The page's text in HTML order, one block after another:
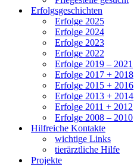
Erfolgsgeschichten
Erfolge 2025
Erfolge 2024
Erfolge 2023
Erfolge 2022
Erfolge 2019 – 2021
Erfolge 2017 + 2018
Erfolge 2015 + 2016
Erfolge 2013 + 2014
Erfolge 2011 + 2012
Erfolge 2008 – 2010
Hilfreiche Kontakte
wichtige Links
tierärztliche Hilfe
Projekte